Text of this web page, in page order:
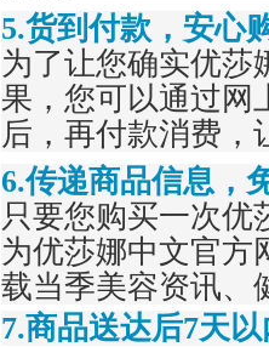
5.货到付款，安心
为了让您确实优莎
果，您可以通过网
后，再付款消费，
6.传递商品信息，
只要您购买一次优
为优莎娜中文官方
载当季美容资讯、
7.商品送达后7天